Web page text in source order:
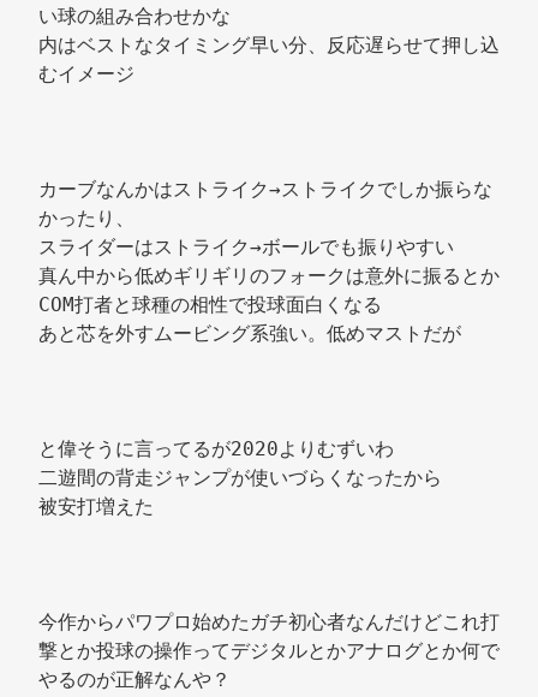
い球の組み合わせかな
内はベストなタイミング早い分、反応遅らせて押し込
むイメージ
カーブなんかはストライク→ストライクでしか振らな
かったり、
スライダーはストライク→ボールでも振りやすい
COM打者と球種の相性で投球面白くなる
あと芯を外すムービング系強い。低めマストだが
と偉そうに言ってるが2020よりむずいわ
二遊間の背走ジャンプが使いづらくなったから
被安打増えた
今作からパワプロ始めたガチ初心者なんだけどこれ打
撃とか投球の操作ってデジタルとかアナログとか何で
やるのが正解なんや？